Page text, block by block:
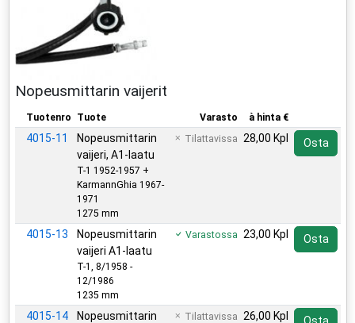
Nopeusmittarin vaijerit
Tuotenro Tuote Varasto à hinta €
4015-11
Nopeusmittarin
vaijeri, A1-laatu
T-1 1952-1957 +
KarmannGhia 1967-
1971
1275 mm
Tilattavissa 28,00 Kpl Osta
4015-13
Nopeusmittarin
vaijeri A1-laatu
T-1, 8/1958 -
12/1986
1235 mm
Varastossa 23,00 Kpl Osta
4015-14
Nopeusmittarin
Tilattavissa 26,00 Kpl